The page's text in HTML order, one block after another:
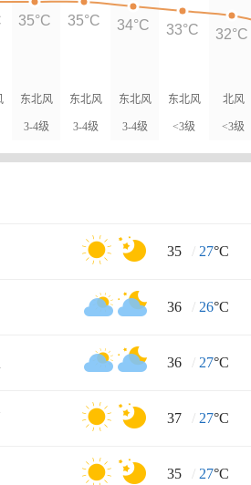
东北风
3-4级
东北风
3-4级
东北风
3-4级
东北风
<3级
北风
<3级
35°C 35°C 34°C 33°C 32°C
35 / 27°C
36 / 26°C
36 / 27°C
37 / 27°C
35 / 27°C